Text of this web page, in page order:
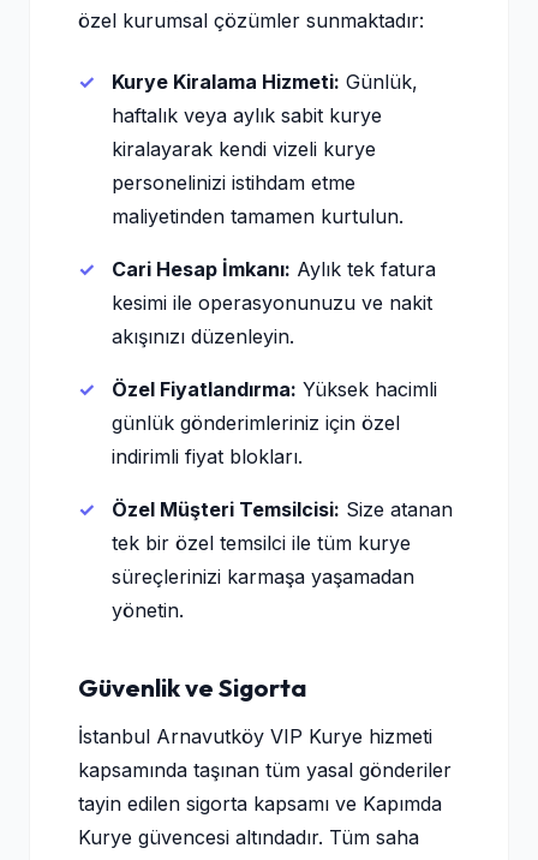
özel kurumsal çözümler sunmaktadır:
Kurye Kiralama Hizmeti: Günlük,
haftalık veya aylık sabit kurye
kiralayarak kendi vizeli kurye
personelinizi istihdam etme
maliyetinden tamamen kurtulun.
Cari Hesap İmkanı: Aylık tek fatura
kesimi ile operasyonunuzu ve nakit
akışınızı düzenleyin.
Özel Fiyatlandırma: Yüksek hacimli
günlük gönderimleriniz için özel
indirimli fiyat blokları.
Özel Müşteri Temsilcisi: Size atanan
tek bir özel temsilci ile tüm kurye
süreçlerinizi karmaşa yaşamadan
yönetin.
Güvenlik ve Sigorta
İstanbul Arnavutköy VIP Kurye hizmeti
kapsamında taşınan tüm yasal gönderiler
tayin edilen sigorta kapsamı ve Kapımda
Kurye güvencesi altındadır. Tüm saha